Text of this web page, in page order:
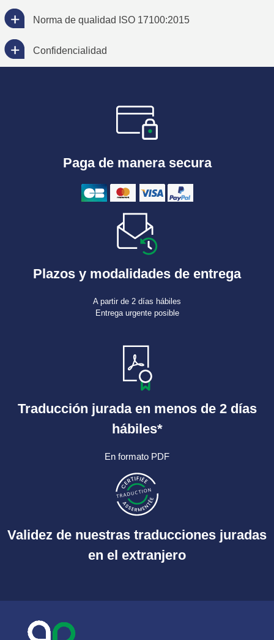
Norma de qualidad ISO 17100:2015
Confidencialidad
Paga de manera secura
Plazos y modalidades de entrega
A partir de 2 días hábiles
Entrega urgente posible
Traducción jurada en menos de 2 días
hábiles*
En formato PDF
Validez de nuestras traducciones juradas
en el extranjero